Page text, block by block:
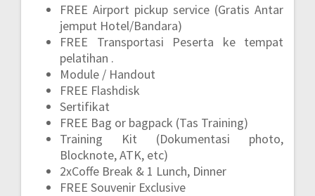
FREE Airport pickup service (Gratis Antar
jemput Hotel/Bandara)
FREE Transportasi Peserta ke tempat
pelatihan .
Module / Handout
FREE Flashdisk
Sertifikat
FREE Bag or bagpack (Tas Training)
Training Kit (Dokumentasi photo,
Blocknote, ATK, etc)
2xCoffe Break & 1 Lunch, Dinner
FREE Souvenir Exclusive